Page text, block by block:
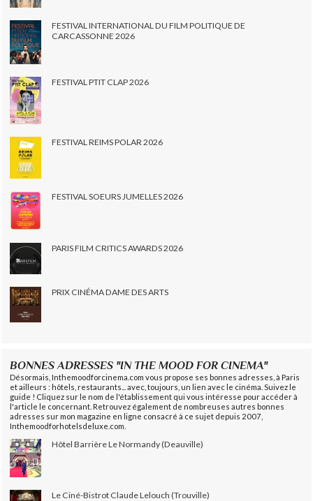
FESTIVAL INTERNATIONAL DU FILM POLITIQUE DE
CARCASSONNE 2026
FESTIVAL PTIT CLAP 2026
FESTIVAL REIMS POLAR 2026
FESTIVAL SOEURS JUMELLES 2026
PARIS FILM CRITICS AWARDS 2026
PRIX CINÉMA DAME DES ARTS
BONNES ADRESSES "IN THE MOOD FOR CINEMA"
Désormais, Inthemoodforcinema.com vous propose ses bonnes adresses, à Paris
et ailleurs : hôtels, restaurants... avec, toujours, un lien avec le cinéma. Suivez le
guide ! Cliquez sur le nom de l'établissement qui vous intéresse pour accéder à
l'article le concernant. Retrouvez également de nombreuses autres bonnes
adresses sur mon magazine en ligne consacré à ce sujet depuis 2007,
Inthemoodforhotelsdeluxe.com.
Hôtel Barrière Le Normandy (Deauville)
Le Ciné-Bistrot Claude Lelouch (Trouville)